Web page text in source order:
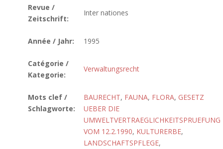
Revue /
Zeitschrift:
Inter nationes
Année / Jahr: 1995
Catégorie /
Kategorie:
Verwaltungsrecht
Mots clef /
Schlagworte:
BAURECHT, FAUNA, FLORA, GESETZ
UEBER DIE
UMWELTVERTRAEGLICHKEITSPRUEFUNG
VOM 12.2.1990, KULTURERBE,
LANDSCHAFTSPFLEGE,